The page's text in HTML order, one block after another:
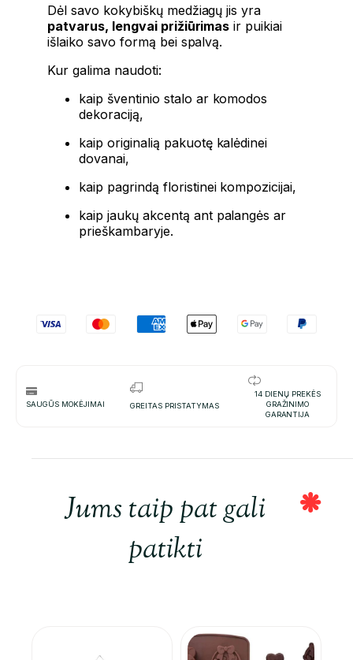
Dėl savo kokybiškų medžiagų jis yra
patvarus, lengvai prižiūrimas ir puikiai
išlaiko savo formą bei spalvą.
Kur galima naudoti:
kaip šventinio stalo ar komodos
dekoraciją,
kaip originalią pakuotę kalėdinei
dovanai,
kaip pagrindą floristinei kompozicijai,
kaip jaukų akcentą ant palangės ar
prieškambaryje.
SAUGŪS MOKĖJIMAI GREITAS PRISTATYMAS
14 DIENŲ PREKĖS
GRAŽINIMO
GARANTIJA
Jums taip pat gali
patikti